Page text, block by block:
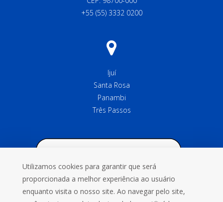
+55 (55) 3332 0200
Ijuí
Santa Rosa
Panambi
Três Passos
Utilizamos cookies para garantir que será
proporcionada a melhor experiência ao usuário
enquanto visita o nosso site. Ao navegar pelo site,